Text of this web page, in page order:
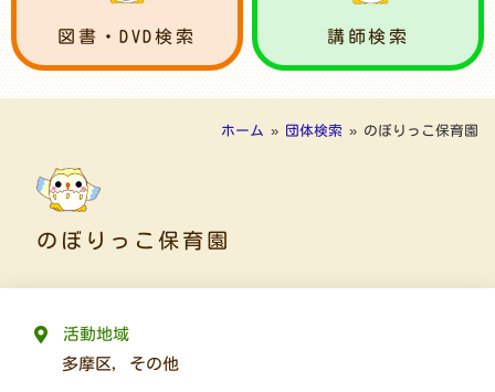
図書・DVD検索 講師検索
ホーム » 団体検索 » のぼりっこ保育園
のぼりっこ保育園
活動地域
多摩区, その他